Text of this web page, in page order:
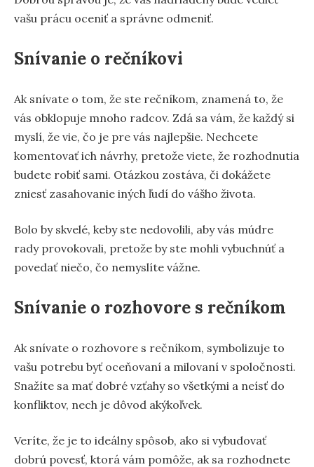
vašu prácu oceniť a správne odmeniť.
Snívanie o rečníkovi
Ak snívate o tom, že ste rečníkom, znamená to, že
vás obklopuje mnoho radcov. Zdá sa vám, že každý si
myslí, že vie, čo je pre vás najlepšie. Nechcete
komentovať ich návrhy, pretože viete, že rozhodnutia
budete robiť sami. Otázkou zostáva, či dokážete
zniesť zasahovanie iných ľudí do vášho života.
Bolo by skvelé, keby ste nedovolili, aby vás múdre
rady provokovali, pretože by ste mohli vybuchnúť a
povedať niečo, čo nemyslíte vážne.
Snívanie o rozhovore s rečníkom
Ak snívate o rozhovore s rečníkom, symbolizuje to
vašu potrebu byť oceňovaní a milovaní v spoločnosti.
Snažíte sa mať dobré vzťahy so všetkými a neísť do
konfliktov, nech je dôvod akýkoľvek.
Veríte, že je to ideálny spôsob, ako si vybudovať
dobrú povesť, ktorá vám pomôže, ak sa rozhodnete